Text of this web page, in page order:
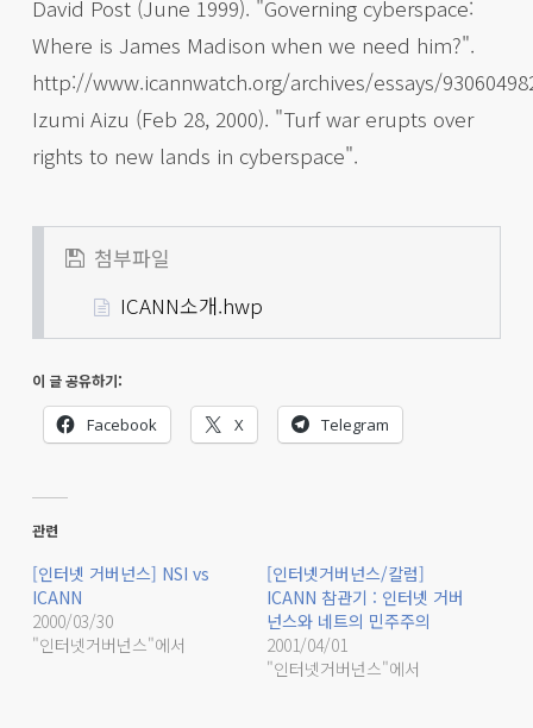
David Post (June 1999). "Governing cyberspace:
Where is James Madison when we need him?".
http://www.icannwatch.org/archives/essays/
Izumi Aizu (Feb 28, 2000). "Turf war erupts over
rights to new lands in cyberspace".
첨부파일
ICANN소개.hwp
이 글 공유하기:
Facebook X Telegram
관련
[인터넷 거버넌스] NSI vs
ICANN
2000/03/30
"인터넷거버넌스"에서
[인터넷거버넌스/칼럼]
ICANN 참관기 : 인터넷 거버
넌스와 네트의 민주주의
2001/04/01
"인터넷거버넌스"에서